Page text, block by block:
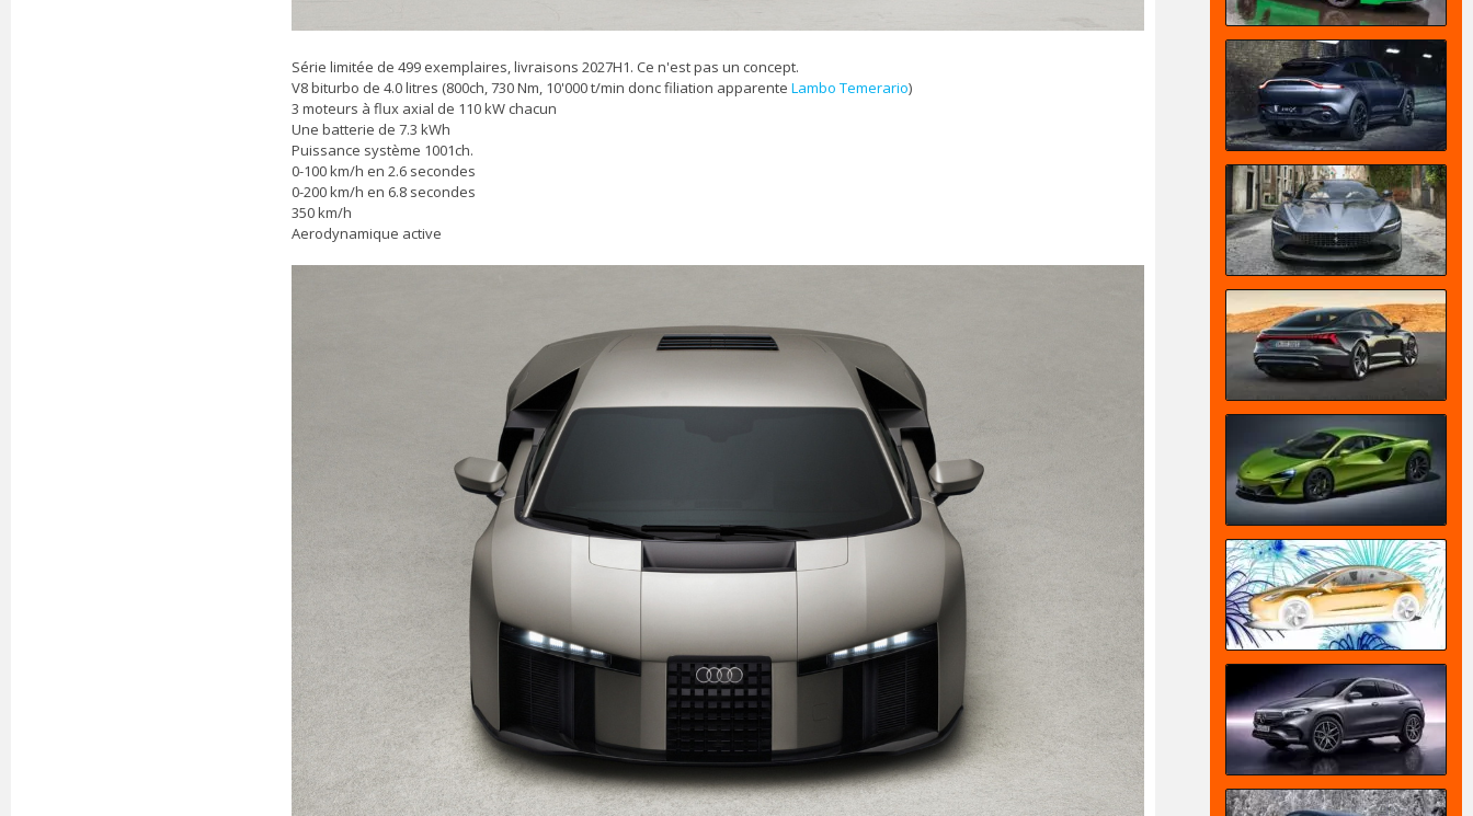
Série limitée de 499 exemplaires, livraisons 2027H1. Ce n'est pas un concept.
V8 biturbo de 4.0 litres (800ch, 730 Nm, 10'000 t/min donc filiation apparente Lambo Temerario)
3 moteurs à flux axial de 110 kW chacun
Une batterie de 7.3 kWh
Puissance système 1001ch.
0-100 km/h en 2.6 secondes
0-200 km/h en 6.8 secondes
350 km/h
Aerodynamique active